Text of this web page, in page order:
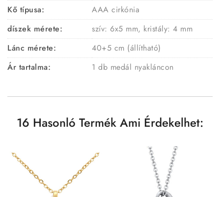
Kő típusa:
AAA cirkónia
díszek mérete:
szív: 6x5 mm, kristály: 4 mm
Lánc mérete:
40+5 cm (állítható)
Ár tartalma:
1 db medál nyakláncon
16 Hasonló Termék Ami Érdekelhet: